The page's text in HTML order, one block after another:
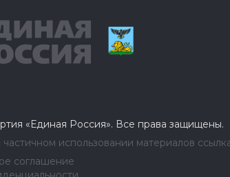
«Единая Россия». Все права защищены.
использовании материалов
соглашение